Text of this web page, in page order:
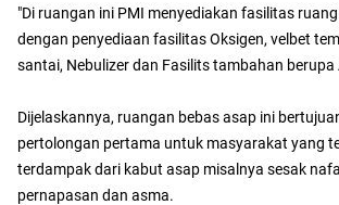
"Di ruangan ini PMI menyediakan fasilitas
dengan penyediaan fasilitas Oksigen, velbet
santai, Nebulizer dan Fasilits tambahan berupa
Dijelaskannya, ruangan bebas asap ini
pertolongan pertama untuk masyarakat yang
terdampak dari kabut asap misalnya sesak
pernapasan dan asma.